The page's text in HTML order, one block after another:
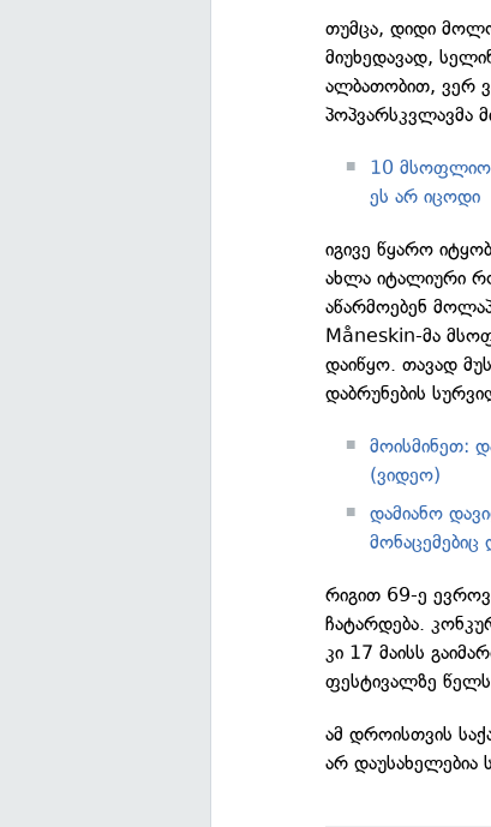
თუმცა, დიდი
მიუხედავად,
ალბათობით, ვერ
პოპვარსკვლავმა
10 მსოფლიო
ეს არ იცოდი
იგივე წყარო
ახლა იტალიური
აწარმოებენ
Måneskin-მა
დაიწყო. თავად
დაბრუნების
მოისმინეთ:
(ვიდეო)
დამიანო
მონაცემებიც
რიგით 69-ე
ჩატარდება.
კი 17 მაისს
ფესტივალზე წელს
ამ დროისთვის
არ დაუსახელებია